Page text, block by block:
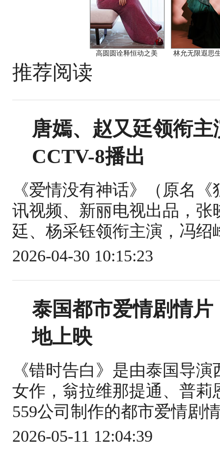
高圆圆诠释恒动之美 林允无限遐思
推荐阅读
唐嫣、赵又廷领衔
CCTV-8播出
《爱情没有神话》（原名
讯视频、新丽电视出品，
廷、杨采钰领衔主演，冯
2026-04-30 10:15:23
泰国都市爱情剧情
地上映
《错时告白》是由泰国导
女作，翁拉维那提通、普
559公司制作的都市爱情剧
2026-05-11 12:04:39